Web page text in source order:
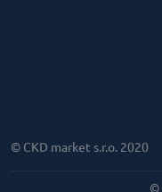
© CKD market s.r.o. 2020
©